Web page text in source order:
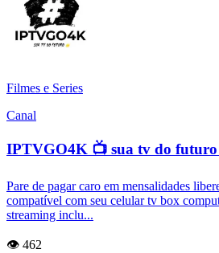
Filmes e Series
Canal
IPTVGO4K 📺 sua tv do futuro
Pare de pagar caro em mensalidades
compatível com seu celular tv box
streaming inclu...
👁️ 462